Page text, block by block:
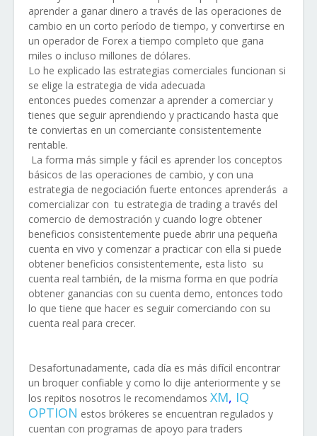
aprender a ganar dinero a través de las operaciones de
cambio en un corto período de tiempo, y convertirse en
un operador de Forex a tiempo completo que gana
miles o incluso millones de dólares.
Lo he explicado las estrategias comerciales funcionan si
se elige la estrategia de vida adecuada
entonces puedes comenzar a aprender a comerciar y
tienes que seguir aprendiendo y practicando hasta que
te conviertas en un comerciante consistentemente
rentable.
La forma más simple y fácil es aprender los conceptos
básicos de las operaciones de cambio, y con una
estrategia de negociación fuerte entonces aprenderás a
comercializar con tu estrategia de trading a través del
comercio de demostración y cuando logre obtener
beneficios consistentemente puede abrir una pequeña
cuenta en vivo y comenzar a practicar con ella si puede
obtener beneficios consistentemente, esta listo su
cuenta real también, de la misma forma en que podría
obtener ganancias con su cuenta demo, entonces todo
lo que tiene que hacer es seguir comerciando con su
cuenta real para crecer.
Desafortunadamente, cada día es más difícil encontrar
un broquer confiable y como lo dije anteriormente y se
los repitos nosotros le recomendamos XM, IQ
OPTION estos brókeres se encuentran regulados y
cuentan con programas de apoyo para traders